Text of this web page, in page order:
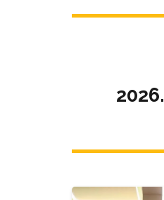
2026.